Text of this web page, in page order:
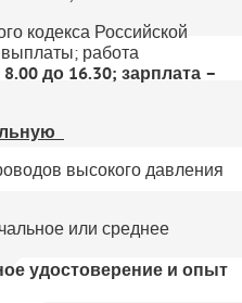
кодекса Российской
работа
до 16.30; зарплата –
высокого давления
или среднее
удостоверение и опыт